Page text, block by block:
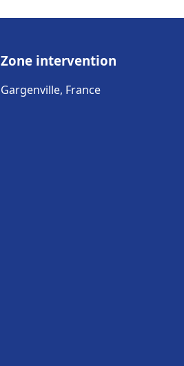
Zone intervention
Gargenville, France